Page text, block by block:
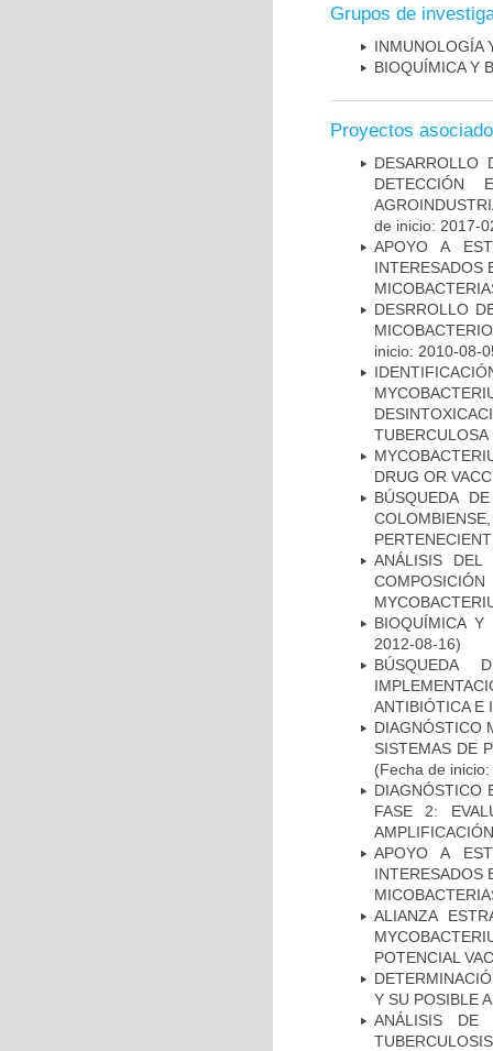
Grupos de
INMUNOLOGÍA
BIOQUÍMICA Y
Proyectos
DESARROLLO
DETECCIÓN
de inicio: 2017-
APOYO A
INTERESADOS
DESRROLLO
inicio: 2010-08-
TUBERCULOSA
DRUG OR
BÚSQUEDA
ANÁLISIS DEL
BIOQUÍMICA Y
2012-08-16)
BÚSQUEDA
ANTIBIÓTICA E
DIAGNÓSTICO
SISTEMAS DE
(Fecha de
DIAGNÓSTICO
FASE 2:
APOYO A
INTERESADOS
ALIANZA
POTENCIAL
Y SU POSIBLE
ANÁLISIS DE